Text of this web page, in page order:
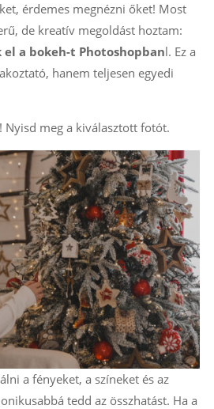
érdemes megnézni őket! Most
de kreatív megoldást hoztam:
a bokeh-t Photoshopbanl. Ez a
hanem teljesen egyedi
Nyisd meg a kiválasztott fotót.
a fényeket, a színeket és az
tedd az összhatást. Ha a